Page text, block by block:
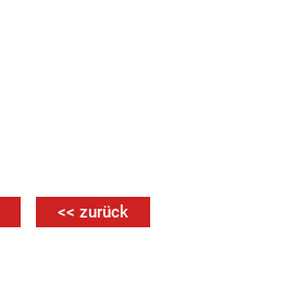
<< zurück